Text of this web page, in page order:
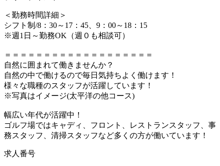
＜勤務時間詳細＞
シフト制/8：30～17：45、9：00～18：15
※週1日～勤務OK（週０も相談可）
＝＝＝＝＝＝＝＝＝＝＝＝＝＝＝＝＝＝＝
自然に囲まれて働きませんか？
自然の中で働けるので毎日気持ちよく働けます！
様々な職種のスタッフが活躍しています！
※写真はイメージ(太平洋の他コース)
幅広い年代が活躍中！
ゴルフ場ではキャディ、フロント、レストランスタッフ、事
務スタッフ、清掃スタッフなど多くの方が働いています！
求人番号